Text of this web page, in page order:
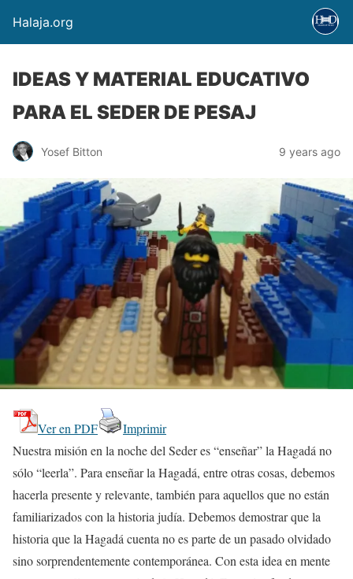
Halaja.org
IDEAS Y MATERIAL EDUCATIVO
PARA EL SEDER DE PESAJ
Yosef Bitton 9 years ago
Ver en PDF
Imprimir
Nuestra misión en la noche del Seder es “enseñar” la Hagadá no
sólo “leerla”. Para enseñar la Hagadá, entre otras cosas, debemos
hacerla presente y relevante, también para aquellos que no están
familiarizados con la historia judía. Debemos demostrar que la
historia que la Hagadá cuenta no es parte de un pasado olvidado
sino sorprendentemente contemporánea. Con esta idea en mente